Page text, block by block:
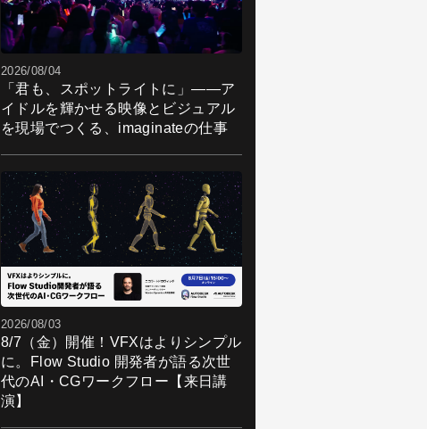
2026/08/04
「君も、スポットライトに」――ア
イドルを輝かせる映像とビジュアル
を現場でつくる、imaginateの仕事
2026/08/03
8/7（金）開催！VFXはよりシンプル
に。Flow Studio 開発者が語る次世
代のAI・CGワークフロー【来日講
演】